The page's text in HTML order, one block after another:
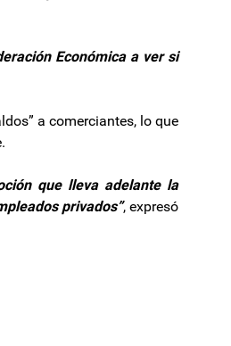
Económica a ver si
a comerciantes, lo que
que lleva adelante la
privados”, expresó